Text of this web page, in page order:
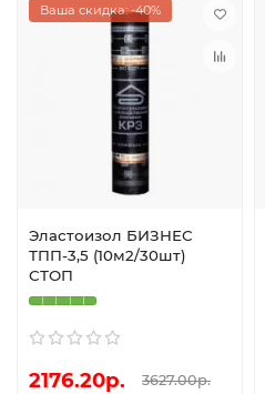
Ваша скидка: -40%
Эластоизол БИЗНЕС
ТПП-3,5 (10м2/30шт)
СТОП
2176.20р. 3627.00р.